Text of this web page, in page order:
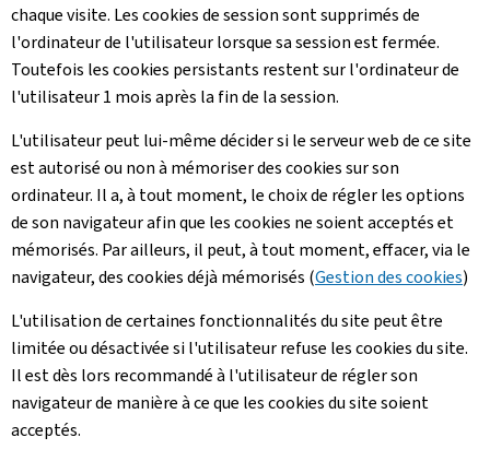
chaque visite. Les cookies de session sont supprimés de
l'ordinateur de l'utilisateur lorsque sa session est fermée.
Toutefois les cookies persistants restent sur l'ordinateur de
l'utilisateur 1 mois après la fin de la session.
L'utilisateur peut lui-même décider si le serveur web de ce site
est autorisé ou non à mémoriser des cookies sur son
ordinateur. Il a, à tout moment, le choix de régler les options
de son navigateur afin que les cookies ne soient acceptés et
mémorisés. Par ailleurs, il peut, à tout moment, effacer, via le
navigateur, des cookies déjà mémorisés (Gestion des cookies)
L'utilisation de certaines fonctionnalités du site peut être
limitée ou désactivée si l'utilisateur refuse les cookies du site.
Il est dès lors recommandé à l'utilisateur de régler son
navigateur de manière à ce que les cookies du site soient
acceptés.